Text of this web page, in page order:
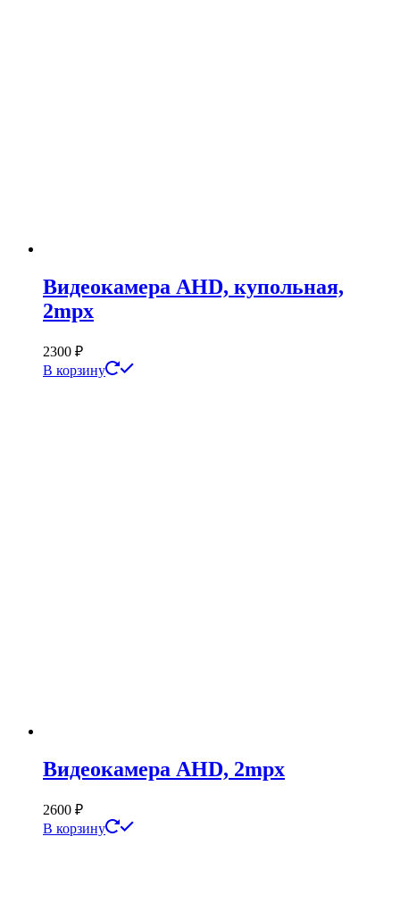
Видеокамера AHD, купольная,
2mpx
2300 ₽
В корзину
Видеокамера AHD, 2mpx
2600 ₽
В корзину